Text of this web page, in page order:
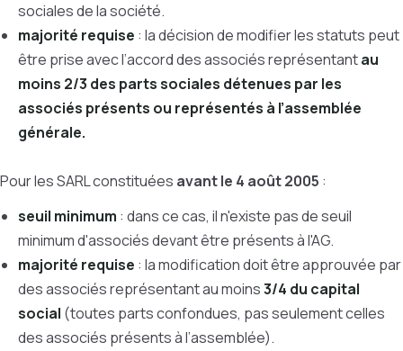
sociales de la société.
majorité requise : la décision de modifier les statuts peut
être prise avec l’accord des associés représentantau
moins 2/3 des parts sociales détenues par les
associés présents ou représentés à l’assemblée
générale.
Pour les SARL constituées avant le 4 août 2005 :
seuil minimum : dans ce cas, il n'existe pas de seuil
minimum d'associés devant être présents à l'AG.
majorité requise : la modification doit être approuvée par
des associés représentant au moins3/4 du capital
social (toutes parts confondues, pas seulement celles
des associés présents à l’assemblée).